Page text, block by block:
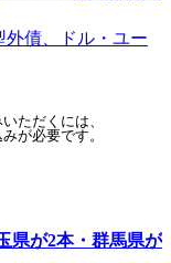
外債、ドル・ユー
ただくには、
が必要です。
県が2本・群馬県が